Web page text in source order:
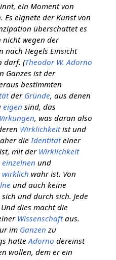
ein Moment von
eignete der Kunst von
überschattet es
nicht wegen der
nach Hegels Einsicht
darf. (Theodor W. Adorno
Ganzes ist der
bestimmten
der Gründe, aus denen
eigen sind, das
, was daran also
Wirklichkeitist und
die Identitäteiner
mit der Wirklichkeit
einzelnen und
wirklich wahr ist. Von
und auch keine
und durch sich. Jede
dies macht die
Wissenschaftaus.
im Ganzen zu
hatte Adorno dereinst
wollen, dem er ein